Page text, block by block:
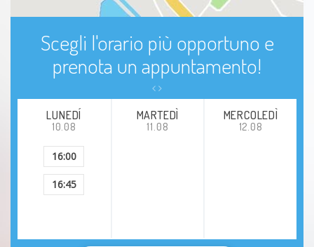
Gonartrosi (artrosi del ginocchio)
Piede equino
Scegli l'orario più opportuno e
prenota un appuntamento!
LUNEDÍ
10.08
16:00
16:45
MARTEDÌ
11.08
MERCOLEDÌ
12.08